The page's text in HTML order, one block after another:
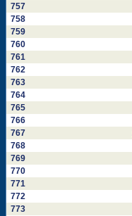
757
758
759
760
761
762
763
764
765
766
767
768
769
770
771
772
773